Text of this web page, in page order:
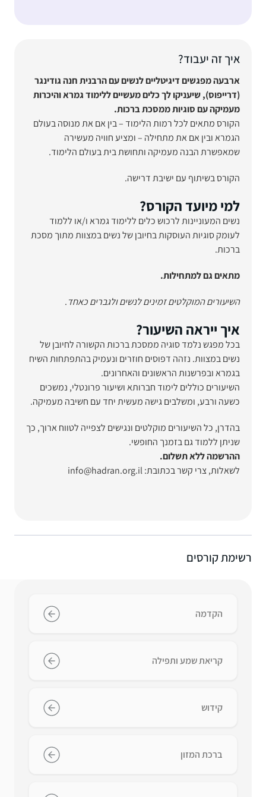
איך זה יעבוד?
ארבעה מפגשים דיגיטליים לנשים עם הרבנית חנה גודינגר
(דרייפוס), שיעניקו לך כלים מעשיים ללימוד גמרא והיכרות
מעמיקה עם סוגיות ממסכת ברכות.
הקורס מתאים לכל רמות הלימוד – בין אם את מנוסה בעולם
הגמרא ובין אם את מתחילה – ומציע חוויה מעשירה
שמאפשרת הבנה מעמיקה ותחושת בית בעולם הלימוד.
הקורס בשיתוף עם ישיבת דרישה.
למי מיועד הקורס?
נשים המעוניינות לרכוש כלים ללימוד גמרא ו/או ללמוד
לעומק סוגיות העוסקות בחיובן של נשים במצוות מתוך מסכת
ברכות.
מתאים גם למתחילות.
השיעורים המוקלטים זמינים לנשים ולגבריםכאחד.
איך ייראה השיעור?
בכל מפגש נלמד סוגיה ממסכת ברכות הקשורה לחיובן של
נשים במצוות. נזהה דפוסים חוזרים ונעמיק בהתפתחות השיח
בגמרא ובפרשנות הראשונים והאחרונים.
השיעורים כוללים לימוד חברותא ושיעור פרונטלי, נמשכים
כשעה ורבע, ומשלבים גישה מעשית יחד עם חשיבה מעמיקה.
בהדרן, כל השיעורים מוקלטים ונגישים לצפייה לטווח ארוך, כך
שניתן ללמוד גם בזמנך החופשי.
ההרשמה ללא תשלום.
לשאלות, צרי קשר בכתובת: info@hadran.org.il
רשימת קורסים
הקדמה
קריאת שמע ותפילה
קידוש
ברכת המזון